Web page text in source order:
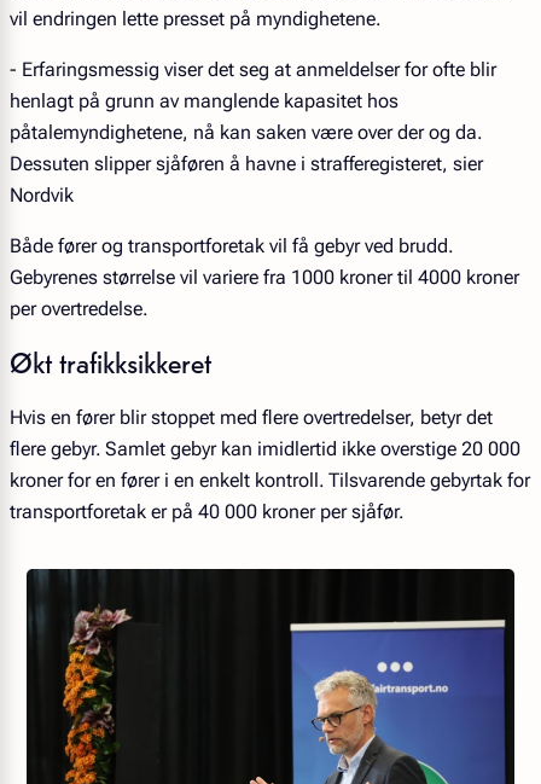
vil endringen lette presset på myndighetene.
- Erfaringsmessig viser det seg at anmeldelser for ofte blir
henlagt på grunn av manglende kapasitet hos
påtalemyndighetene, nå kan saken være over der og da.
Dessuten slipper sjåføren å havne i strafferegisteret, sier
Nordvik
Både fører og transportforetak vil få gebyr ved brudd.
Gebyrenes størrelse vil variere fra 1000 kroner til 4000 kroner
per overtredelse.
Økt trafikksikkeret
Hvis en fører blir stoppet med flere overtredelser, betyr det
flere gebyr. Samlet gebyr kan imidlertid ikke overstige 20 000
kroner for en fører i en enkelt kontroll. Tilsvarende gebyrtak for
transportforetak er på 40 000 kroner per sjåfør.